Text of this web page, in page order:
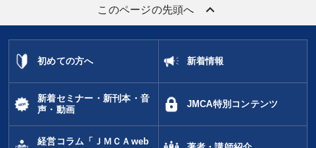
このページの先頭へ keyboard_arrow_up
初めての方へ 新着情報
新着セミナー・新刊本・音
声・動画
JMCA特別コンテンツ
経営コラム「ＪＭＣＡweb